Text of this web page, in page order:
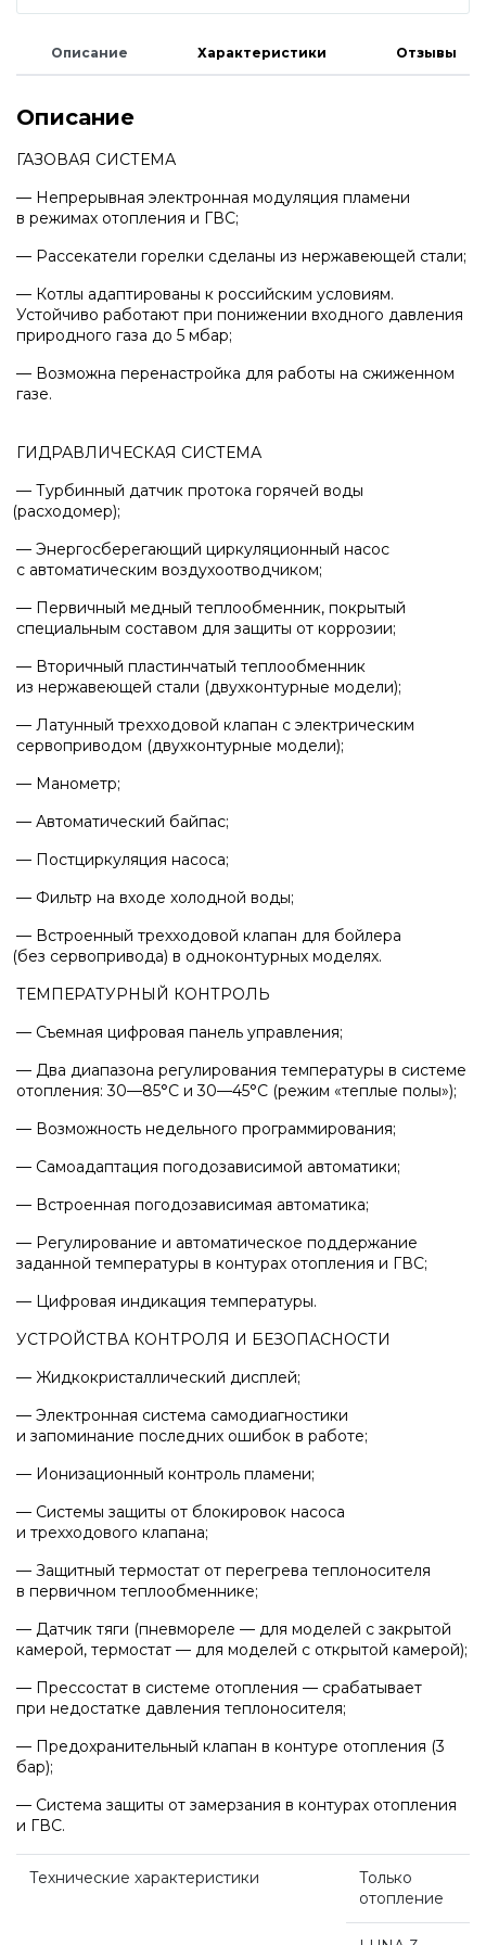
Водонагреватели и бойлеры Protherm
Терморегуляторы Protherm
Принадлежности Protherm
Готовые решения Protherm
Baxi
Настенные газовые котлы Baxi
Напольные конденсационные котлы Baxi
Напольные котлы с атмосферной горелкой
Baxi
Электрические котлы Baxi
Vaillant
Настенные газовые котлы Vaillant
Vaillant
Напольные газовые конденсационные
котлы Vaillant
Настенные электрические котлы Vaillant
Ёмкостные водонагреватели Vaillant
Пакетные решения Vaillant
Вентиляционные установки Vaillant
Viessmann
Напольные газовые котлы
Настенные конденсационные котлы
Напольные конденсационные котлы
Запчасти для котлов Mizudo
Запчасти Elko
Запчасти Giersch
Запчасти для котлов Ferroli
Описание Характеристики Отзывы
Описание
ГАЗОВАЯ СИСТЕМА
— Непрерывная электронная модуляция пламени
в режимах отопления и ГВС;
— Рассекатели горелки сделаны из нержавеющей стали;
— Котлы адаптированы к российским условиям.
Устойчиво работают при понижении входного давления
природного газа до 5 мбар;
— Возможна перенастройка для работы на сжиженном
газе.
ГИДРАВЛИЧЕСКАЯ СИСТЕМА
— Турбинный датчик протока горячей воды
(расходомер);
— Энергосберегающий циркуляционный насос
с автоматическим воздухоотводчиком;
— Первичный медный теплообменник, покрытый
специальным составом для защиты от коррозии;
— Вторичный пластинчатый теплообменник
из нержавеющей стали (двухконтурные модели);
— Латунный трехходовой клапан с электрическим
сервоприводом (двухконтурные модели);
— Манометр;
— Автоматический байпас;
— Постциркуляция насоса;
— Фильтр на входе холодной воды;
— Встроенный трехходовой клапан для бойлера
(без сервопривода) в одноконтурных моделях.
ТЕМПЕРАТУРНЫЙ КОНТРОЛЬ
— Съемная цифровая панель управления;
— Два диапазона регулирования температуры в системе
отопления: 30—85°С и 30—45°С (режим «теплые полы»);
— Возможность недельного программирования;
— Самоадаптация погодозависимой автоматики;
— Встроенная погодозависимая автоматика;
— Регулирование и автоматическое поддержание
заданной температуры в контурах отопления и ГВС;
— Цифровая индикация температуры.
УСТРОЙСТВА КОНТРОЛЯ И БЕЗОПАСНОСТИ
— Жидкокристаллический дисплей;
— Электронная система самодиагностики
и запоминание последних ошибок в работе;
— Ионизационный контроль пламени;
— Системы защиты от блокировок насоса
и трехходового клапана;
— Защитный термостат от перегрева теплоносителя
в первичном теплообменнике;
— Датчик тяги (пневмореле — для моделей с закрытой
камерой, термостат — для моделей с открытой камерой);
— Прессостат в системе отопления — срабатывает
при недостатке давления теплоносителя;
— Предохранительный клапан в контуре отопления (3
бар);
— Система защиты от замерзания в контурах отопления
и ГВС.
Технические характеристики
Только
отопление